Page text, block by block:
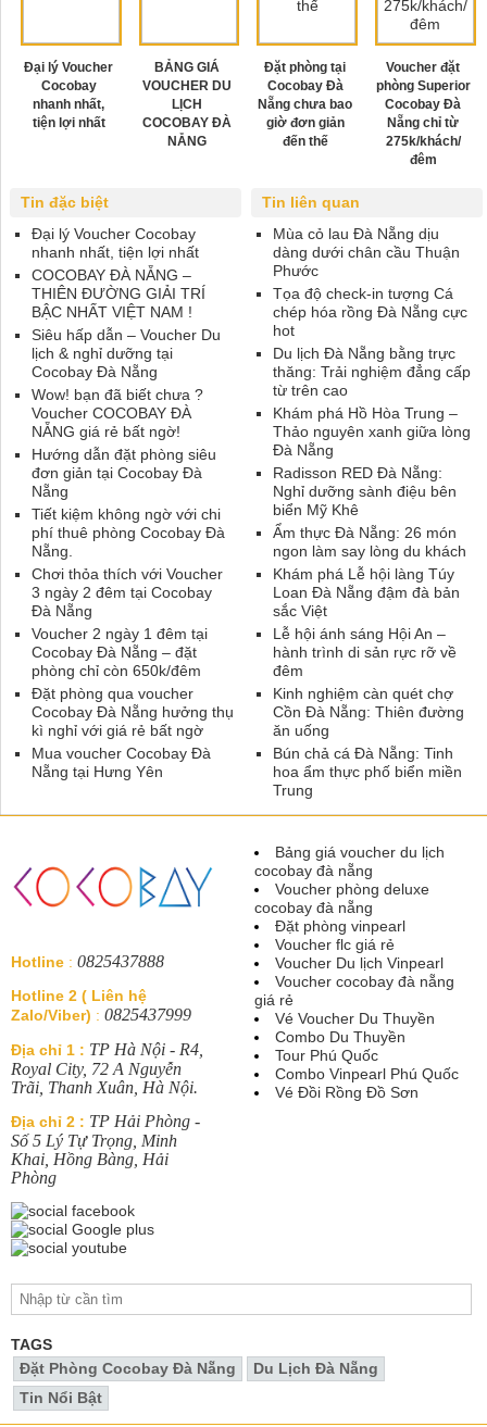
Đại lý Voucher
Cocobay
nhanh nhất,
tiện lợi nhất
BẢNG GIÁ
VOUCHER DU
LỊCH
COCOBAY ĐÀ
NẴNG
Đặt phòng tại
Cocobay Đà
Nẵng chưa bao
giờ đơn giản
đến thế
Voucher đặt
phòng Superior
Cocobay Đà
Nẵng chỉ từ
275k/khách/
đêm
Tin liên quan
Mùa cỏ lau Đà Nẵng dịu
dàng dưới chân cầu Thuận
Phước
Tọa độ check-in tượng Cá
chép hóa rồng Đà Nẵng cực
hot
Du lịch Đà Nẵng bằng trực
thăng: Trải nghiệm đẳng cấp
từ trên cao
Khám phá Hồ Hòa Trung –
Thảo nguyên xanh giữa lòng
Đà Nẵng
Radisson RED Đà Nẵng:
Nghỉ dưỡng sành điệu bên
biển Mỹ Khê
Ẩm thực Đà Nẵng: 26 món
ngon làm say lòng du khách
Khám phá Lễ hội làng Túy
Loan Đà Nẵng đậm đà bản
sắc Việt
Lễ hội ánh sáng Hội An –
hành trình di sản rực rỡ về
đêm
Kinh nghiệm càn quét chợ
Cồn Đà Nẵng: Thiên đường
ăn uống
Bún chả cá Đà Nẵng: Tinh
hoa ẩm thực phố biển miền
Trung
Tin đặc biệt
Đại lý Voucher Cocobay
nhanh nhất, tiện lợi nhất
COCOBAY ĐÀ NẴNG –
THIÊN ĐƯỜNG GIẢI TRÍ
BẬC NHẤT VIỆT NAM !
Siêu hấp dẫn – Voucher Du
lịch & nghỉ dưỡng tại
Cocobay Đà Nẵng
Wow! bạn đã biết chưa ?
Voucher COCOBAY ĐÀ
NẴNG giá rẻ bất ngờ!
Hướng dẫn đặt phòng siêu
đơn giản tại Cocobay Đà
Nẵng
Tiết kiệm không ngờ với chi
phí thuê phòng Cocobay Đà
Nẵng.
Chơi thỏa thích với Voucher
3 ngày 2 đêm tại Cocobay
Đà Nẵng
Voucher 2 ngày 1 đêm tại
Cocobay Đà Nẵng – đặt
phòng chỉ còn 650k/đêm
Đặt phòng qua voucher
Cocobay Đà Nẵng hưởng thụ
kì nghỉ với giá rẻ bất ngờ
Mua voucher Cocobay Đà
Nẵng tại Hưng Yên
Hotline : 0825437888
Hotline 2 ( Liên hệ
Zalo/Viber) : 0825437999
Địa chỉ 1 : TP Hà Nội - R4,
Royal City, 72 A Nguyễn
Trãi, Thanh Xuân, Hà Nội.
Địa chỉ 2 : TP Hải Phòng -
Số 5 Lý Tự Trọng, Minh
Khai, Hồng Bàng, Hải
Phòng
Bảng giá voucher du lịch
cocobay đà nẵng
Voucher phòng deluxe
cocobay đà nẵng
Đặt phòng vinpearl
Voucher flc giá rẻ
Voucher Du lịch Vinpearl
Voucher cocobay đà nẵng
giá rẻ
Vé Voucher Du Thuyền
Combo Du Thuyền
Tour Phú Quốc
Combo Vinpearl Phú Quốc
Vé Đồi Rồng Đồ Sơn
TAGS
Đặt Phòng Cocobay Đà Nẵng
Du Lịch Đà Nẵng
Tin Nổi Bật